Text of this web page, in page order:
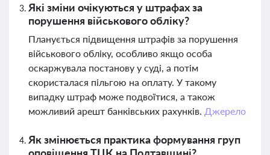
Які зміни очікуються у штрафах за
порушення військового обліку?
Планується підвищення штрафів за порушення
військового обліку, особливо якщо особа
оскаржувала постанову у суді, а потім
скористалася пільгою на оплату. У такому
випадку штраф може подвоїтися, а також
можливий арешт банківських рахунків. Джерело
Як змінюється практика формування груп